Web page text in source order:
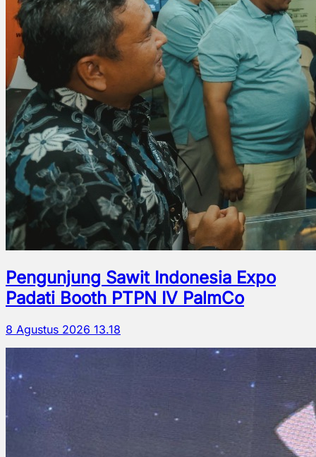
Pengunjung Sawit Indonesia Expo
Padati Booth PTPN IV PalmCo
8 Agustus 2026 13.18